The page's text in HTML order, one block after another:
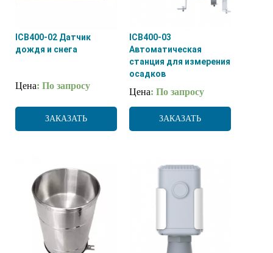
ICB400-02 Датчик
дождя и снега
Цена: По запросу
ЗАКАЗАТЬ
ICB400-03
Автоматическая
станция для измерения
осадков
Цена: По запросу
ЗАКАЗАТЬ